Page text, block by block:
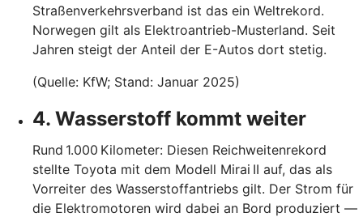
Straßenverkehrsverband ist das ein Weltrekord.
Norwegen gilt als Elektroantrieb-Musterland. Seit
Jahren steigt der Anteil der E-Autos dort stetig.
(Quelle: KfW; Stand: Januar 2025)
4. Wasserstoff kommt weiter
Rund 1.000 Kilometer: Diesen Reichweitenrekord
stellte Toyota mit dem Modell Mirai II auf, das als
Vorreiter des Wasserstoffantriebs gilt. Der Strom für
die Elektromotoren wird dabei an Bord produziert —